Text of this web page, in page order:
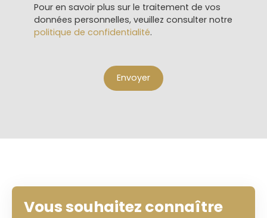
Pour en savoir plus sur le traitement de vos
données personnelles, veuillez consulter notre
politique de confidentialité.
Envoyer
Vous souhaitez connaître